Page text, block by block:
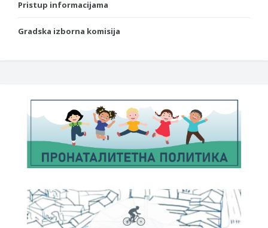
Pristup informacijama
Gradska izborna komisija